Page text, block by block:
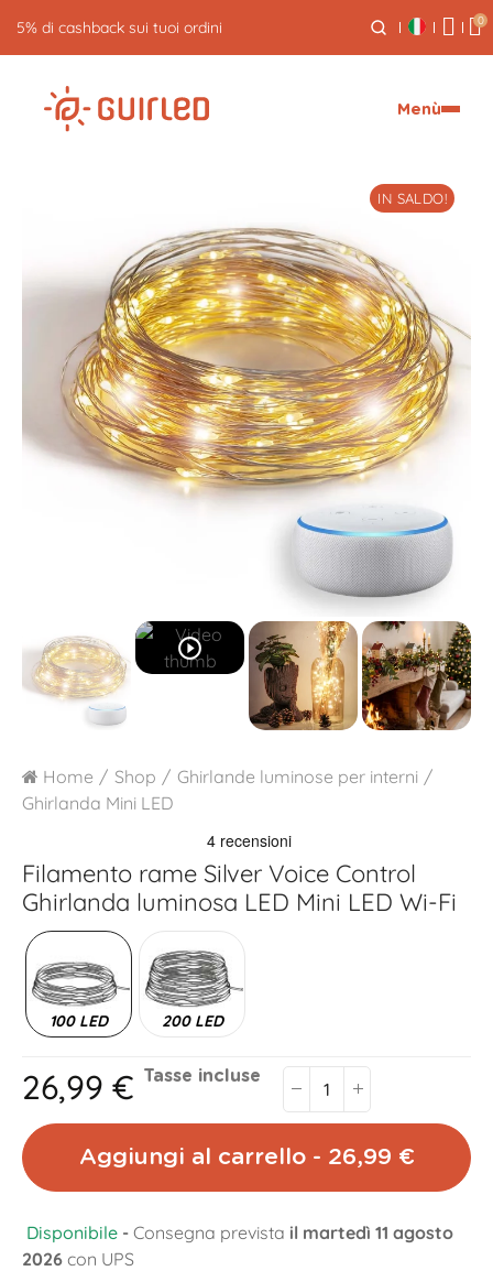
Reso gratuito entro 30 giorni 0
Menù
IN SALDO!
play_circle_outline
Home Shop
Ghirlande luminose per interni
Ghirlanda Mini LED
Filamento rame Silver Voice Control
Ghirlanda luminosa LED Mini LED Wi-Fi
100 LED 200 LED
26,99 € Tasse incluse
Aggiungi al carrello - 26,99 €
Disponibile - Consegna prevista il martedì 11 agosto
2026 con UPS